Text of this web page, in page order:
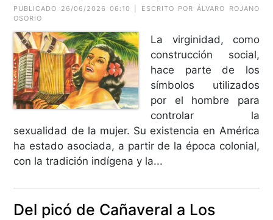
PUBLICADO 26/06/2026 06:10 | ESCRITO POR ÁLVARO ROJANO
OSORIO
La virginidad, como
construcción social,
hace parte de los
símbolos utilizados
por el hombre para
controlar la
sexualidad de la mujer. Su existencia en América
ha estado asociada, a partir de la época colonial,
con la tradición indígena y la...
Del picó de Cañaveral a Los